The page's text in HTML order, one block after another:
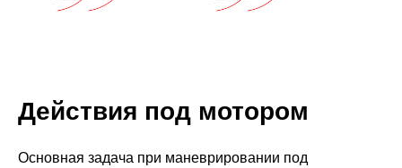
Действия под мотором
Основная задача при маневрировании под